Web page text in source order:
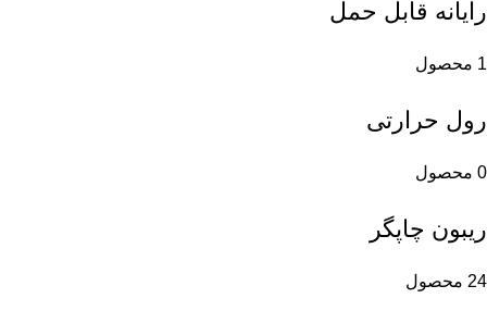
رایانه قابل حمل
1 محصول
رول حرارتی
0 محصول
ریبون چاپگر
24 محصول